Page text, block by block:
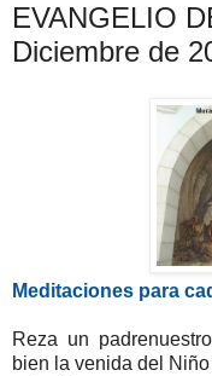
EVANGELIO
Diciembre de
Meditaciones para
Reza un
bien la venida del